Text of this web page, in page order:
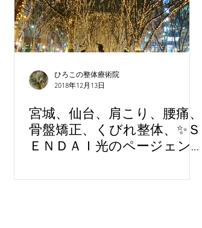
ひろこの整体療術院
2018年12月13日
宮城、仙台、肩こり、腰痛、
骨盤矯正、くびれ整体、✨Ｓ
ＥＮＤＡＩ光のページェン